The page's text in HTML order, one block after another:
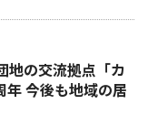
地の交流拠点「カ
年 今後も地域の居